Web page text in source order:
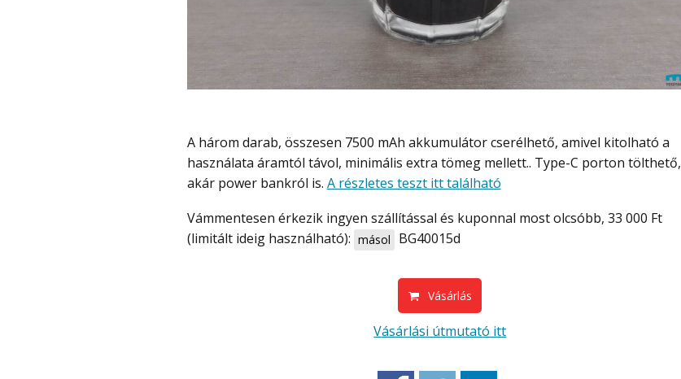
A három darab, összesen 7500 mAh akkumulátor cserélhető, amivel kitolható a
használata áramtól távol, minimális extra tömeg mellett.. Type-C porton tölthető,
akár power bankról is. A részletes teszt itt található
Vámmentesen érkezik ingyen szállítással és kuponnal most olcsóbb, 33 000 Ft
(limitált ideig használható): másol BG40015d
Vásárlás
Vásárlási útmutató itt